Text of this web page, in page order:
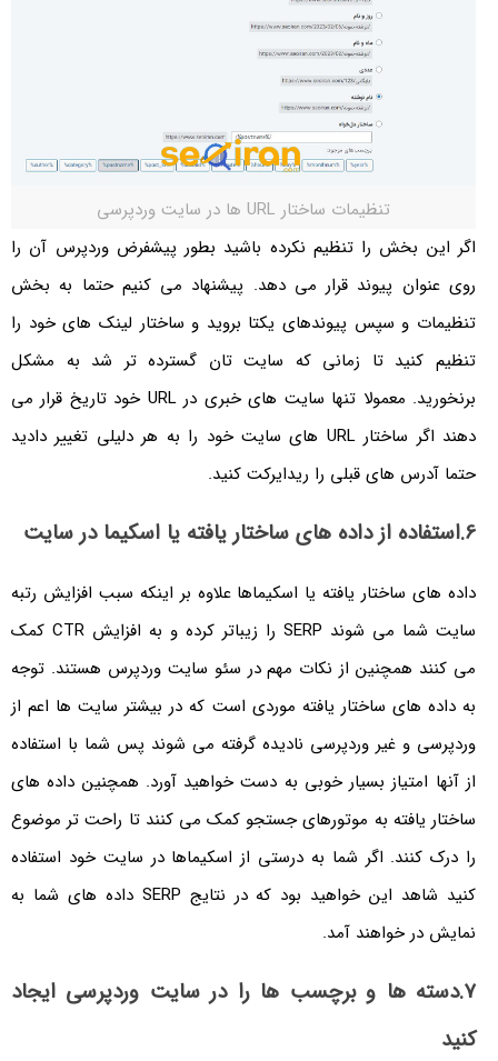
تنظیمات ساختار URL ها در سایت وردپرسی
اگر این بخش را تنظیم نکرده باشید بطور پیشفرض وردپرس آن را
روی عنوان پیوند قرار می دهد. پیشنهاد می کنیم حتما به بخش
تنظیمات و سپس پیوندهای یکتا بروید و ساختار لینک های خود را
تنظیم کنید تا زمانی که سایت تان گسترده تر شد به مشکل
برنخورید. معمولا تنها سایت های خبری در URL خود تاریخ قرار می
دهند اگر ساختار URL های سایت خود را به هر دلیلی تغییر دادید
حتما آدرس های قبلی را ریدایرکت کنید.
6.استفاده از داده های ساختار یافته یا اسکیما در سایت
داده های ساختار یافته یا اسکیماها علاوه بر اینکه سبب افزایش رتبه
سایت شما می شوند SERP را زیباتر کرده و به افزایش CTR کمک
می کنند همچنین از نکات مهم در سئو سایت وردپرس هستند. توجه
به داده های ساختار یافته موردی است که در بیشتر سایت ها اعم از
وردپرسی و غیر وردپرسی نادیده گرفته می شوند پس شما با استفاده
از آنها امتیاز بسیار خوبی به دست خواهید آورد. همچنین داده های
ساختار یافته به موتورهای جستجو کمک می کنند تا راحت تر موضوع
را درک کنند. اگر شما به درستی از اسکیماها در سایت خود استفاده
کنید شاهد این خواهید بود که در نتایج SERP داده های شما به
نمایش در خواهند آمد.
7.دسته ها و برچسب ها را در سایت وردپرسی ایجاد
کنید